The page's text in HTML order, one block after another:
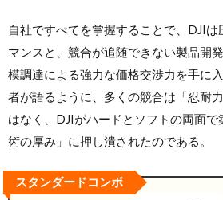
自社ですべてを掌握することで、DJI
マンスと、競合が追随できない製品開
模調達による強力な価格交渉力を手に
者が語るように、多くの競合は「忍耐
はなく、DJIがハードとソフトの両面
術の厚み」に押し潰されたのである。
スタンダードコンボ